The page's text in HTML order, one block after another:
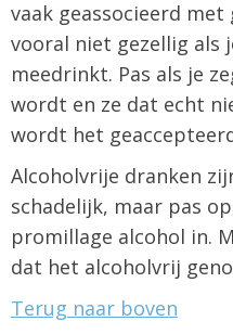
vaak geassocieerd
vooral niet gezellig als
meedrinkt. Pas als je
wordt en ze dat echt
wordt het
Alcoholvrije dranken
schadelijk, maar pas
promillage alcohol in.
dat het alcoholvrij
Terug naar boven